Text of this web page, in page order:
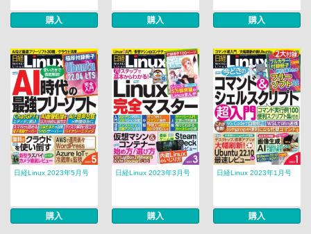
購入 購入 購入
日経Linux 2023年5月号
購入
日経Linux 2023年3月号
購入
日経Linux 2023年1月号
購入